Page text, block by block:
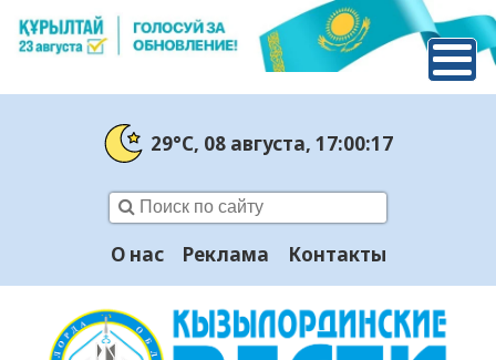
29°C, 08 августа, 17:00:17
О нас Реклама Контакты